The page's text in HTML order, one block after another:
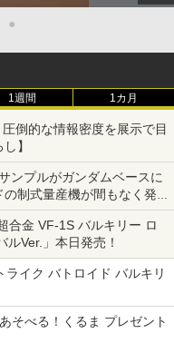
●
1週間 1カ月
倒的な情報密度を展示で目
】
ンプルがガンダムベースに
制式量産機が間もなく発送
合金 VF-1S バルキリー ロ
Ver.」本日発売！
イク バトロイド バルキリ
そべる！くるま プレゼント